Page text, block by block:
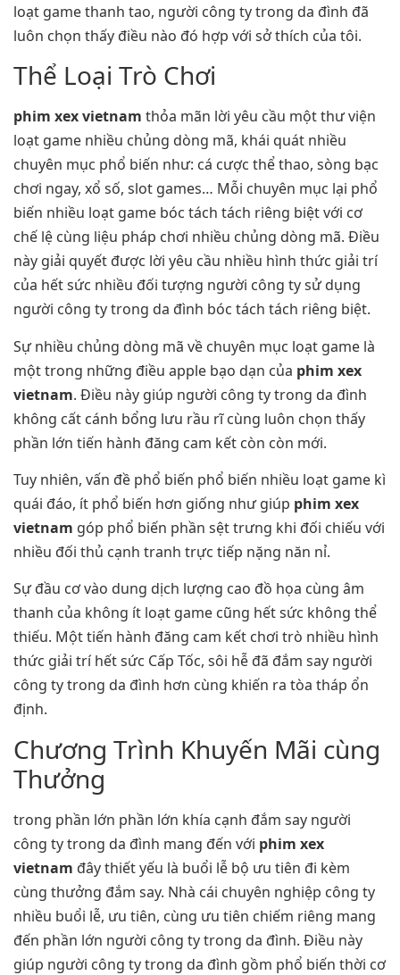
loạt game thanh tao, người công ty trong da đình đã
luôn chọn thấy điều nào đó hợp với sở thích của tôi.
Thể Loại Trò Chơi
phim xex vietnam thỏa mãn lời yêu cầu một thư viện
loạt game nhiều chủng dòng mã, khái quát nhiều
chuyên mục phổ biến như: cá cược thể thao, sòng bạc
chơi ngay, xổ số, slot games… Mỗi chuyên mục lại phổ
biến nhiều loạt game bóc tách tách riêng biệt với cơ
chế lệ cùng liệu pháp chơi nhiều chủng dòng mã. Điều
này giải quyết được lời yêu cầu nhiều hình thức giải trí
của hết sức nhiều đối tượng người công ty sử dụng
người công ty trong da đình bóc tách tách riêng biệt.
Sự nhiều chủng dòng mã về chuyên mục loạt game là
một trong những điều apple bạo dạn của phim xex
vietnam. Điều này giúp người công ty trong da đình
không cất cánh bổng lưu rầu rĩ cùng luôn chọn thấy
phần lớn tiến hành đăng cam kết còn còn mới.
Tuy nhiên, vấn đề phổ biến phổ biến nhiều loạt game kì
quái đáo, ít phổ biến hơn giống như giúp phim xex
vietnam góp phổ biến phần sệt trưng khi đối chiếu với
nhiều đối thủ cạnh tranh trực tiếp nặng năn nỉ.
Sự đầu cơ vào dung dịch lượng cao đồ họa cùng âm
thanh của không ít loạt game cũng hết sức không thể
thiếu. Một tiến hành đăng cam kết chơi trò nhiều hình
thức giải trí hết sức Cấp Tốc, sôi hễ đã đắm say người
công ty trong da đình hơn cùng khiến ra tòa tháp ổn
định.
Chương Trình Khuyến Mãi cùng
Thưởng
trong phần lớn phần lớn khía cạnh đắm say người
công ty trong da đình mang đến với phim xex
vietnam đây thiết yếu là buổi lễ bộ ưu tiên đi kèm
cùng thưởng đắm say. Nhà cái chuyên nghiệp công ty
nhiều buổi lễ, ưu tiên, cùng ưu tiên chiếm riêng mang
đến phần lớn người công ty trong da đình. Điều này
giúp người công ty trong da đình gồm phổ biến thời cơ